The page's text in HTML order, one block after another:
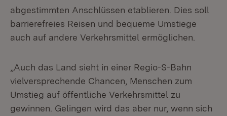
abgestimmten Anschlüssen etablieren. Dies soll
barrierefreies Reisen und bequeme Umstiege
auch auf andere Verkehrsmittel ermöglichen.
„Auch das Land sieht in einer Regio-S-Bahn
vielversprechende Chancen, Menschen zum
Umstieg auf öffentliche Verkehrsmittel zu
gewinnen. Gelingen wird das aber nur, wenn sich